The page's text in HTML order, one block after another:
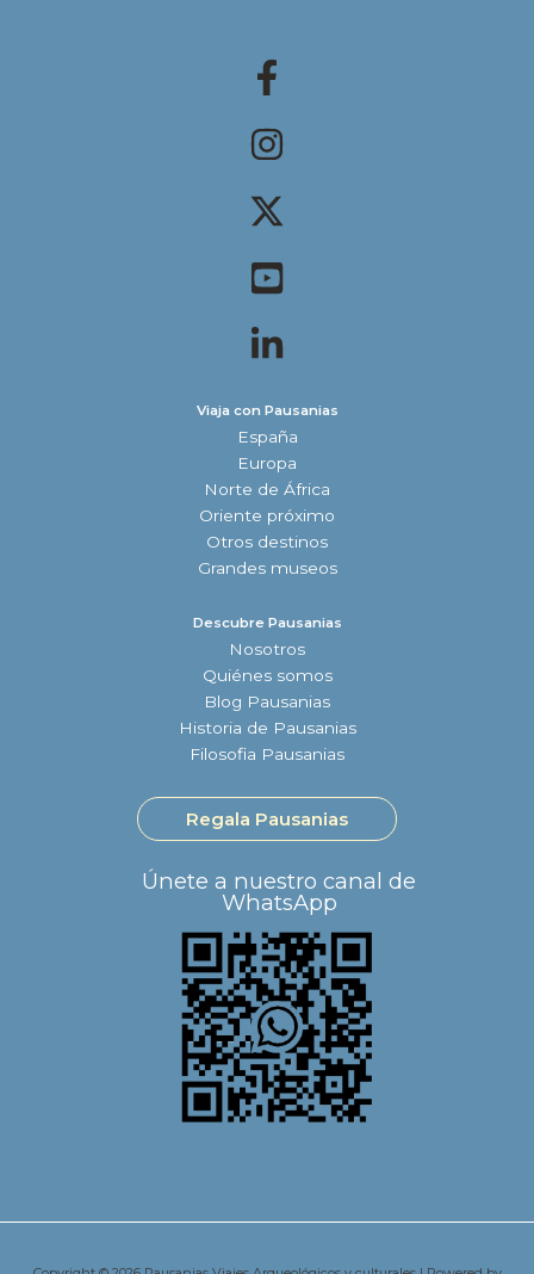
Viaja con Pausanias
España
Europa
Norte de África
Oriente próximo
Otros destinos
Grandes museos
Descubre Pausanias
Nosotros
Quiénes somos
Blog Pausanias
Historia de Pausanias
Filosofia Pausanias
Regala Pausanias
Únete a nuestro canal de
WhatsApp